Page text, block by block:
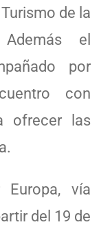
de la
el
por
con
ofrecer las
vía
del 19 de